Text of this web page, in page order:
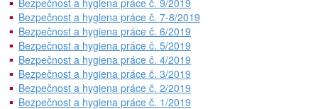
Bezpečnost a hygiena práce č. 9/2019
Bezpečnost a hygiena práce č. 7-8/2019
Bezpečnost a hygiena práce č. 6/2019
Bezpečnost a hygiena práce č. 5/2019
Bezpečnost a hygiena práce č. 4/2019
Bezpečnost a hygiena práce č. 3/2019
Bezpečnost a hygiena práce č. 2/2019
Bezpečnost a hygiena práce č. 1/2019